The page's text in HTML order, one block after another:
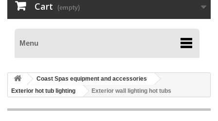
Cart (empty)
Menu
Coast Spas equipment and accessories
Exterior hot tub lighting
Exterior wall lighting hot tubs